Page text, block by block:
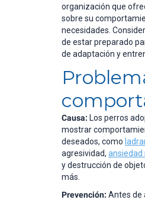
organización que
sobre su
necesidades.
de estar preparado
de adaptación y
Causa: Los perros
mostrar
deseados, como
agresividad, ansiedad
y destrucción de
más.
Prevención: Antes de